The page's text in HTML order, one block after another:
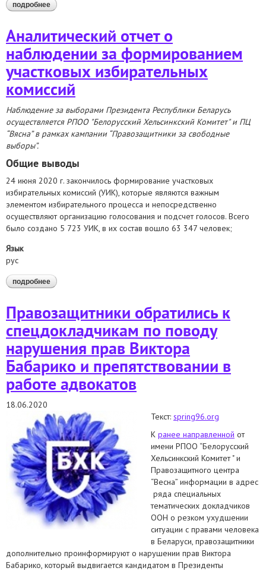
подробнее о наблюдение за выборами президента 2020
Аналитический отчет о
наблюдении за формированием
участковых избирательных
комиссий
Наблюдение за выборами Президента Республики Беларусь
осуществляется РПОО "Белорусский Хельсинкский Комитет" и ПЦ
“Вясна” в рамках кампании “Правозащитники за свободные
выборы”.
Общие выводы
24 июня 2020 г. закончилось формирование участковых
избирательных комиссий (УИК), которые являются важным
элементом избирательного процесса и непосредственно
осуществляют организацию голосования и подсчет голосов. Всего
было создано 5 723 УИК, в их состав вошло 63 347 человек;
Язык
рус
подробнее о аналитический отчет о наблюдении за формированием
участковых избирательных комиссий
Правозащитники обратились к
спецдокладчикам по поводу
нарушения прав Виктора
Бабарико и препятствовании в
работе адвокатов
18.06.2020
Текст: spring96.org
К ранее направленной от
имени РПОО “Белорусский
Хельсинкский Комитет " и
Правозащитного центра
“Весна” информации в адрес
ряда специальных
тематических докладчиков
ООН о резком ухудшении
ситуации с правами человека
в Беларуси, правозащитники
дополнительно проинформируют о нарушении прав Виктора
Бабарико, который выдвигается кандидатом в Президенты